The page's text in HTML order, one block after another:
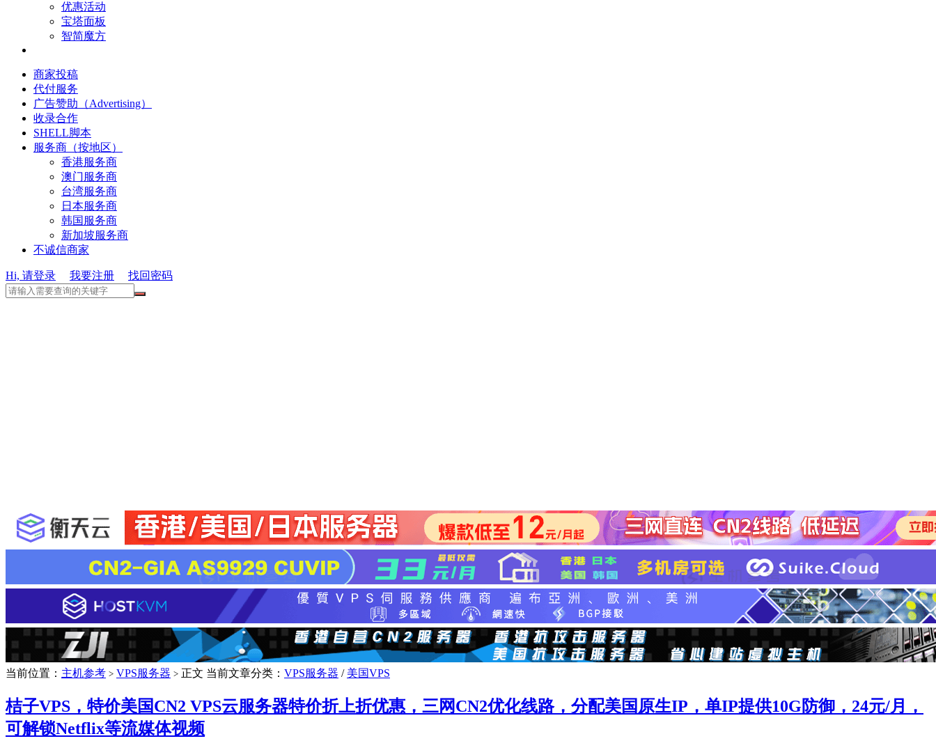
优惠活动
宝塔面板
智简魔方
商家投稿
代付服务
广告赞助（Advertising）
收录合作
SHELL脚本
服务商（按地区）
香港服务商
澳门服务商
台湾服务商
日本服务商
韩国服务商
新加坡服务商
不诚信商家
Hi, 请登录 我要注册 找回密码
当前位置： 主机参考 > VPS服务器 > 正文 当前文章分类： VPS服务器 / 美国VPS
桔子VPS，特价美国CN2 VPS云服务器特价折上折优惠，三网CN2优化线路，分配美国原生IP，单IP提供10G防御，24元/月，
可解锁Netflix等流媒体视频